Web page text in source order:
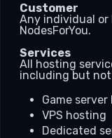
Customer
Any individual
NodesForYou.
Services
All hosting
including but
Game
VPS hosting
Dedicated